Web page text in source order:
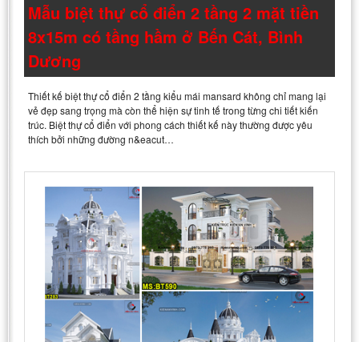
Mẫu biệt thự cổ điển 2 tầng 2 mặt tiền
8x15m có tầng hầm ở Bến Cát, Bình
Dương
Thiết kế biệt thự cổ điển 2 tầng kiểu mái mansard không chỉ mang lại
vẻ đẹp sang trọng mà còn thể hiện sự tinh tế trong từng chi tiết kiến
trúc. Biệt thự cổ điển với phong cách thiết kế này thường được yêu
thích bởi những đường n&eacut…